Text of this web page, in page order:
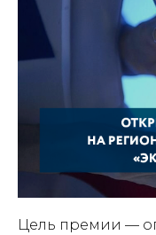
Цель премии —